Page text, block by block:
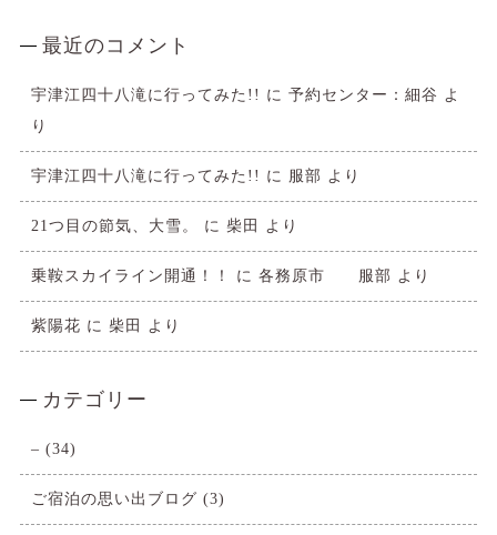
最近のコメント
宇津江四十八滝に行ってみた!! に 予約センター：細谷 よ
り
宇津江四十八滝に行ってみた!! に 服部 より
21つ目の節気、大雪。 に 柴田 より
乗鞍スカイライン開通！！ に 各務原市 服部 より
紫陽花 に 柴田 より
カテゴリー
– (34)
ご宿泊の思い出ブログ (3)